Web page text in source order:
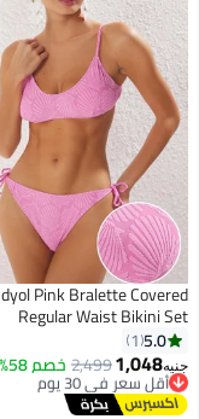
Pink Bralette Covered
Regular Waist Bikini Set
Tbess25Bt00066
5.0
1
جنيه1,048
2,499خصم 58% أقل سعر في 30 يوم
توصيل مجاني
أقل سعر في 30 يوم